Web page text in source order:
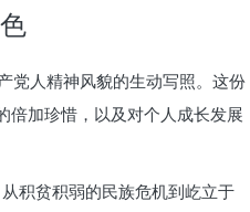
党人精神风貌的生动写照。这份
倍加珍惜，以及对个人成长发展
积贫积弱的民族危机到屹立于